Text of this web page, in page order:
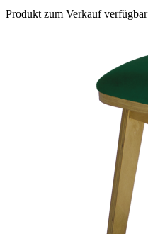
Produkt zum Verkauf verfügbar